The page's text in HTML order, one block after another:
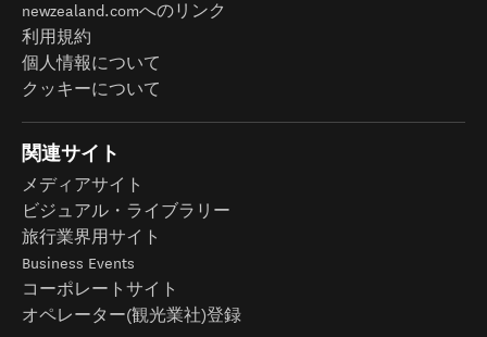
newzealand.comへのリンク
利用規約
個人情報について
クッキーについて
関連サイト
メディアサイト
ビジュアル・ライブラリー
旅行業界用サイト
Business Events
コーポレートサイト
オペレーター(観光業社)登録